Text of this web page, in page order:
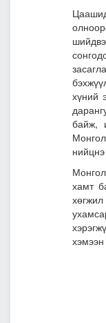
хүний
байж,
нийцнэ
хамт